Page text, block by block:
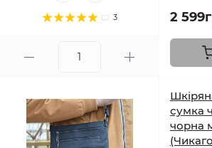
3 2
сумка
чорна